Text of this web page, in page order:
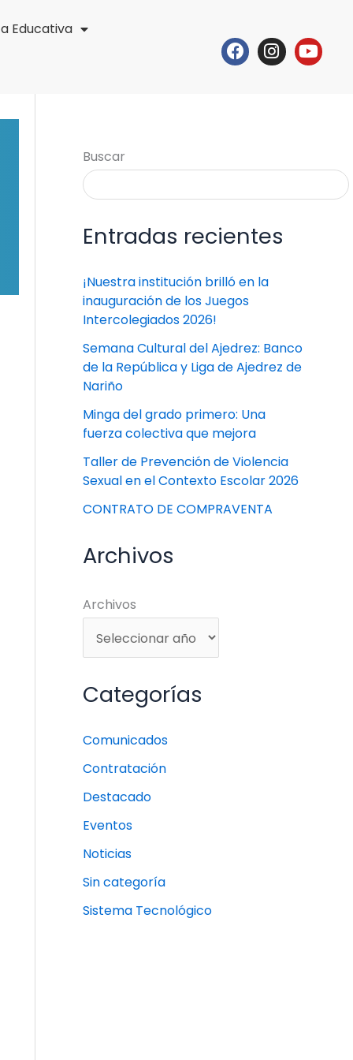
Educativa
Facebook
Buscar
Entradas recientes
¡Nuestra institución brilló en la
inauguración de los Juegos
Intercolegiados 2026!
Semana Cultural del Ajedrez: Banco
de la República y Liga de Ajedrez de
Nariño
Minga del grado primero: Una
fuerza colectiva que mejora
Taller de Prevención de Violencia
Sexual en el Contexto Escolar 2026
CONTRATO DE COMPRAVENTA
Archivos
Archivos
Categorías
Comunicados
Contratación
Destacado
Eventos
Noticias
Sin categoría
Sistema Tecnológico